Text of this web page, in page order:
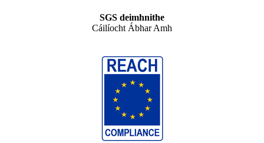
SGS deimhnithe
Cáilíocht Ábhar Amh